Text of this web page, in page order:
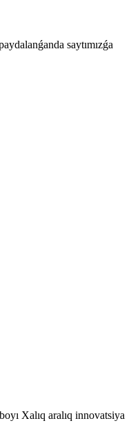
saytımızǵa
Xalıq aralıq innovatsiya